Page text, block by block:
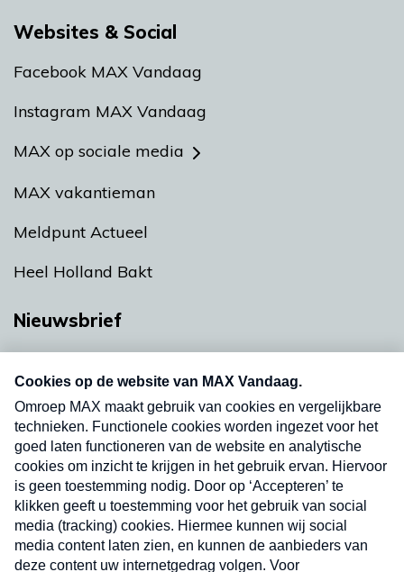
Websites & Social
Facebook MAX Vandaag
Instagram MAX Vandaag
MAX op sociale media
MAX vakantieman
Meldpunt Actueel
Heel Holland Bakt
Nieuwsbrief
nieuwsbrief. Elke vrijdag- en dinsdagochtend in
uw mailbox.
Verzend